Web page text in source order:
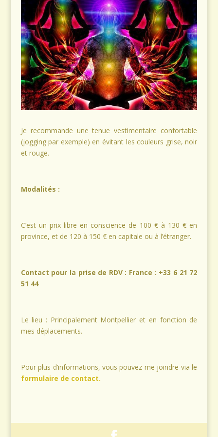
Je recommande une tenue vestimentaire confortable
(jogging par exemple) en évitant les couleurs grise, noir
et rouge.
Modalités :
C’est un prix libre en conscience de 100 € à 130 € en
province, et de 120 à 150 € en capitale ou à l’étranger.
Contact pour la prise de RDV : France : +33 6 21 72
51 44
Le lieu : Principalement Montpellier et en fonction de
mes déplacements.
Pour plus d’informations, vous pouvez me joindre via le
formulaire de contact.